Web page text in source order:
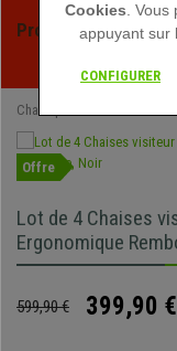
Profitez des soldes
exclusives
Chaisepro
Offre
Lot de 4 Chaises
Ergonomique
599,90 € 399,90 €
Cookies .
appuyant sur
CONFIGURER